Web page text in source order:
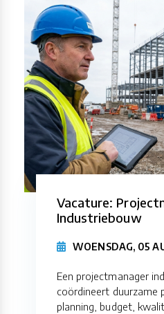
Vacature:
Industriebouw
WOENSDAG, 05
Een projectmanager
coördineert duurzame
planning, budget,